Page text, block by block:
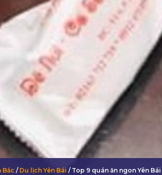
Bắc / Du lịch Yên Bái / Top 9 quán ăn ngon Yên